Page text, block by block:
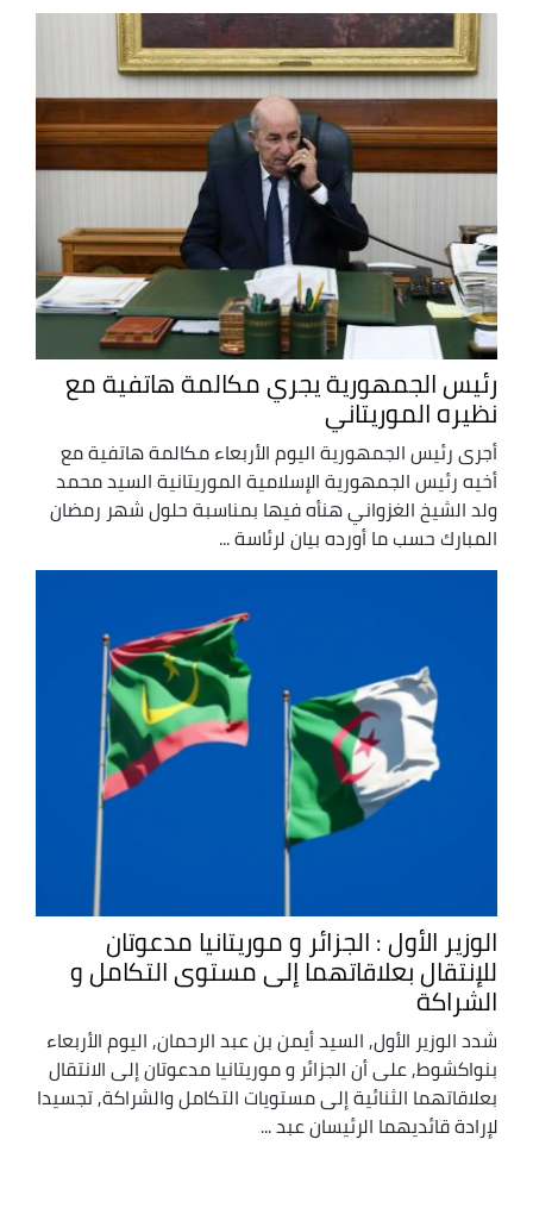
رئيس الجمهورية يجري مكالمة هاتفية مع
نظيره الموريتاني
أجرى رئيس الجمهورية اليوم الأربعاء مكالمة هاتفية مع
أخيه رئيس الجمهورية الإسلامية الموريتانية السيد محمد
ولد الشيخ الغزواني هنأه فيها بمناسبة حلول شهر رمضان
المبارك حسب ما أورده بيان لرئاسة ...
الوزير الأول : الجزائر و موريتانيا مدعوتان
للإنتقال بعلاقاتهما إلى مستوى التكامل و
الشراكة
شدد الوزير الأول, السيد أيمن بن عبد الرحمان, اليوم الأربعاء
بنواكشوط, على أن الجزائر و موريتانيا مدعوتان إلى الانتقال
بعلاقاتهما الثنائية إلى مستويات التكامل والشراكة, تجسيدا
لإرادة قائديهما الرئيسان عبد ...